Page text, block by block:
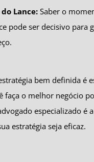
Lance: Saber o
pode ser decisivo para
bem definida é
faça o melhor negócio
especializado é
estratégia seja eficaz.